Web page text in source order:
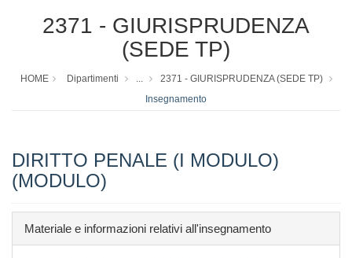
2371 - GIURISPRUDENZA
(SEDE TP)
HOME Dipartimenti ...
2371 - GIURISPRUDENZA (SEDE TP)
Insegnamento
DIRITTO PENALE (I MODULO)
(MODULO)
Materiale e informazioni relativi all'insegnamento